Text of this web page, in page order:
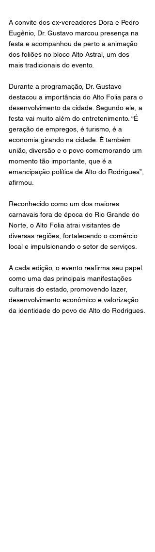
A convite dos ex-vereadores Dora e Pedro
Eugênio, Dr. Gustavo marcou presença na
festa e acompanhou de perto a animação
dos foliões no bloco Alto Astral, um dos
mais tradicionais do evento.
Durante a programação, Dr. Gustavo
destacou a importância do Alto Folia para o
desenvolvimento da cidade. Segundo ele, a
festa vai muito além do entretenimento. “É
geração de empregos, é turismo, é a
economia girando na cidade. É também
união, diversão e o povo comemorando um
momento tão importante, que é a
emancipação política de Alto do Rodrigues”,
afirmou.
Reconhecido como um dos maiores
carnavais fora de época do Rio Grande do
Norte, o Alto Folia atrai visitantes de
diversas regiões, fortalecendo o comércio
local e impulsionando o setor de serviços.
A cada edição, o evento reafirma seu papel
como uma das principais manifestações
culturais do estado, promovendo lazer,
desenvolvimento econômico e valorização
da identidade do povo de Alto do Rodrigues.